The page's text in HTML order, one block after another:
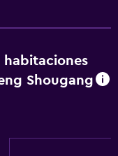
habitaciones
Shougang